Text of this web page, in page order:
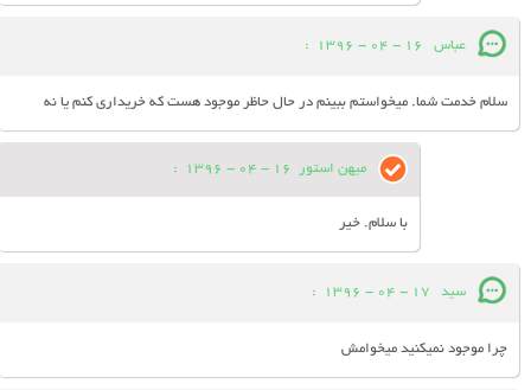
عباس 16 - 04 - 1396
:
سلام خدمت شما. میخواستم ببینم در حال حاظر موجود هست که خریداری کنم یا نه
میهن استور 16 - 04 - 1396
:
با سلام. خیر
سید 17 - 04 - 1396
:
چرا موجود نمیکنید میخوامش